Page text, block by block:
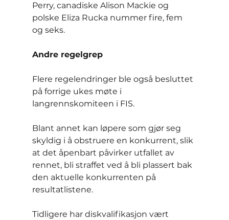
Perry, canadiske Alison Mackie og
polske Eliza Rucka nummer fire, fem
og seks.
Andre regelgrep
Flere regelendringer ble også besluttet
på forrige ukes møte i
langrennskomiteen i FIS.
Blant annet kan løpere som gjør seg
skyldig i å obstruere en konkurrent, slik
at det åpenbart påvirker utfallet av
rennet, bli straffet ved å bli plassert bak
den aktuelle konkurrenten på
resultatlistene.
Tidligere har diskvalifikasjon vært